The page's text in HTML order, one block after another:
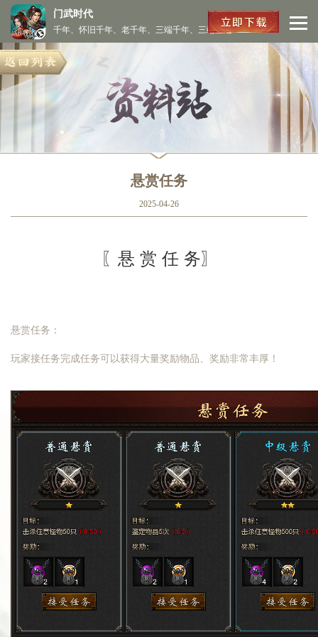
门武时代
千年、怀旧千年、老千年、三端千年、三端互通
悬赏任务
2025-04-26
〖悬 赏 任 务〗
悬赏任务：
玩家接任务完成任务可以获得大量奖励物品、奖励非常丰厚！